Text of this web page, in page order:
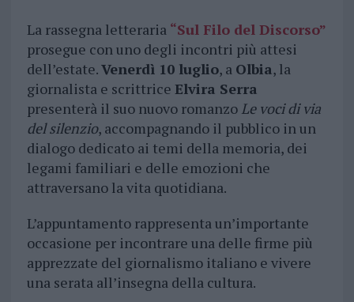
La rassegna letteraria “Sul Filo del Discorso”
prosegue con uno degli incontri più attesi
dell’estate.Venerdì 10 luglio, a Olbia, la
giornalista e scrittrice Elvira Serra
presenterà il suo nuovo romanzo Le voci di via
del silenzio, accompagnando il pubblico in un
dialogo dedicato ai temi della memoria, dei
legami familiari e delle emozioni che
attraversano la vita quotidiana.
L’appuntamento rappresenta un’importante
occasione per incontrare una delle firme più
apprezzate del giornalismo italiano e vivere
una serata all’insegna della cultura.